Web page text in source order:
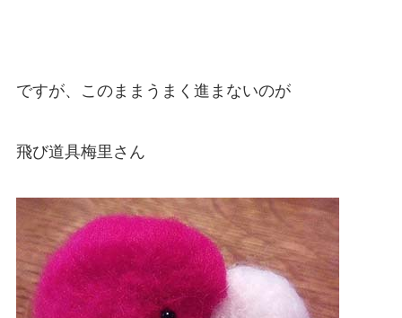
ですが、このままうまく進まないのが
飛び道具梅里さん